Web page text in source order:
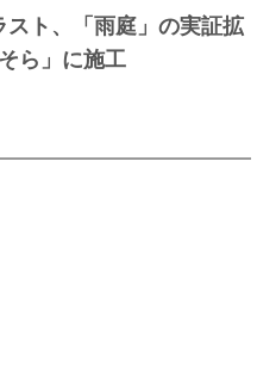
ト、「雨庭」の実証拡
ら」に施工